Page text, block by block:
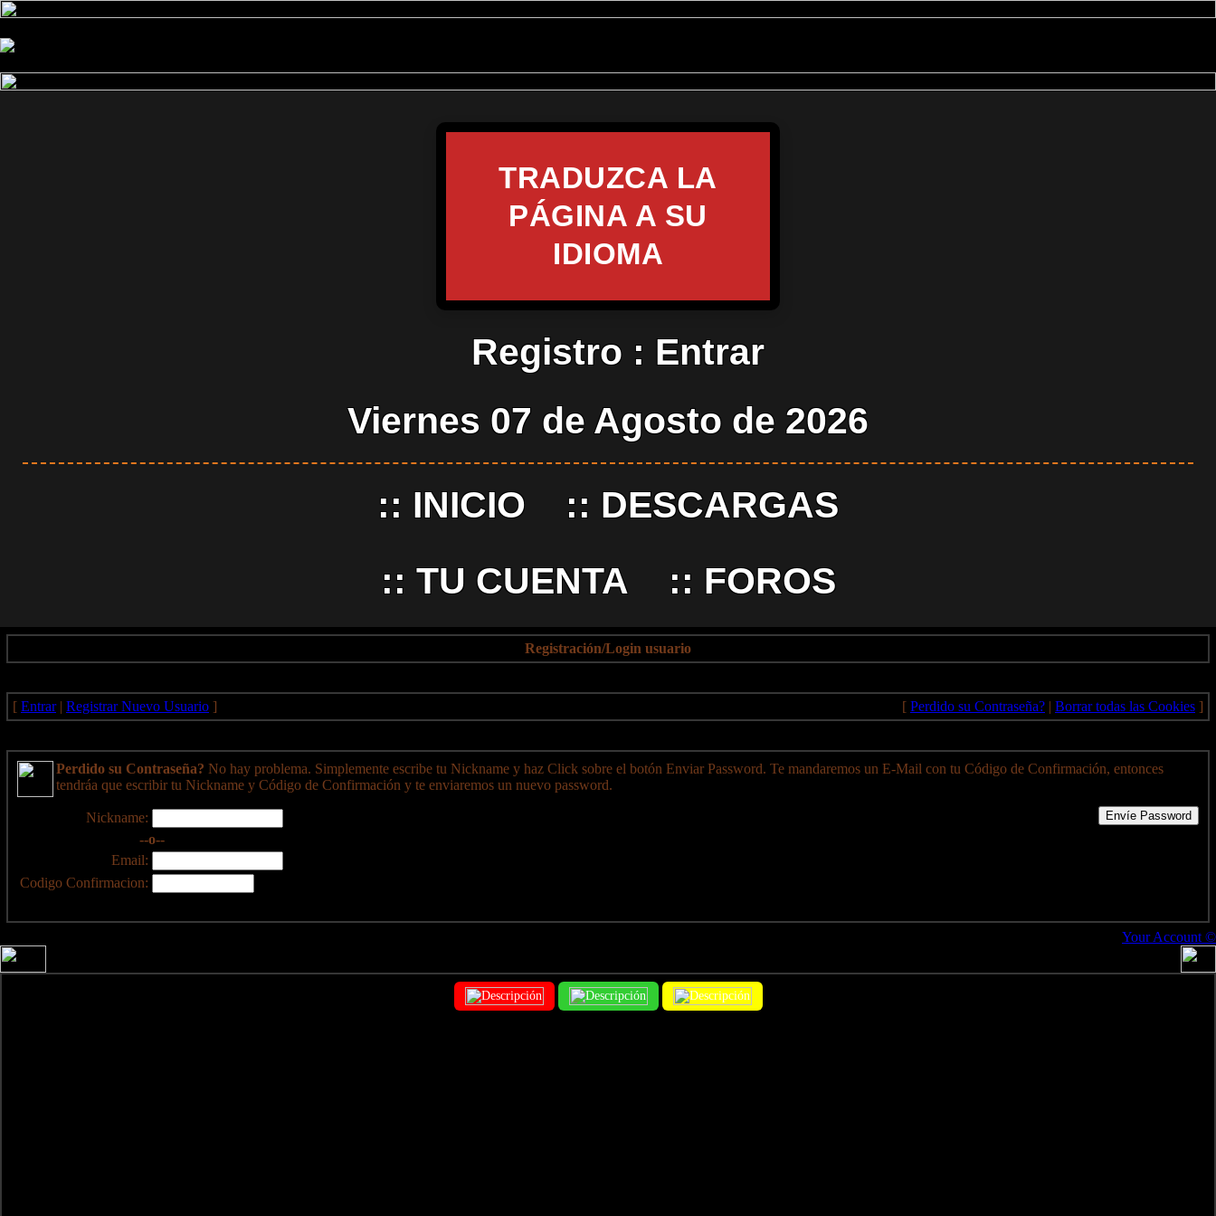
TRADUZCA LA
PÁGINA A SU
IDIOMA
Registro : Entrar
Viernes 07 de Agosto de 2026
:: INICIO :: DESCARGAS
:: TU CUENTA :: FOROS
Registración/Login usuario
[ Entrar| Registrar Nuevo Usuario ] [ Perdido su Contraseña? | Borrar todas las Cookies ]
Perdido su Contraseña? No hay problema. Simplemente escribe tu Nickname y haz Click sobre el botón Enviar Password. Te mandaremos un E-Mail con tu Código de Confirmación, entonces
tendráa que escribir tu Nickname y Código de Confirmación y te enviaremos un nuevo password.
Nickname:
--o--
Email:
Codigo Confirmacion:
Your Account ©